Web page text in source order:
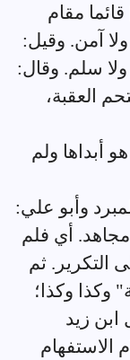
من الذين آمنوا" [البلد: 17] قائما مقام
ولا آمن. وقيل:
ولا سلم. وقال:
العقبة،
أبداها ولم
وأبو علي:
أي فلم
التكرير. ثم
وكذا وكذا؛
ابن زيد
الاستفهام